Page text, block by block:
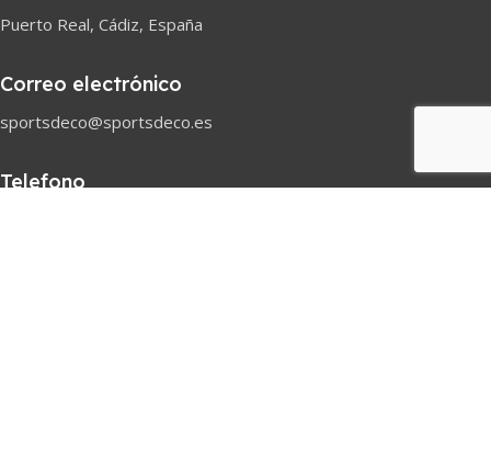
Puerto Real, Cádiz, España
Correo electrónico
sportsdeco@sportsdeco.es
Telefono